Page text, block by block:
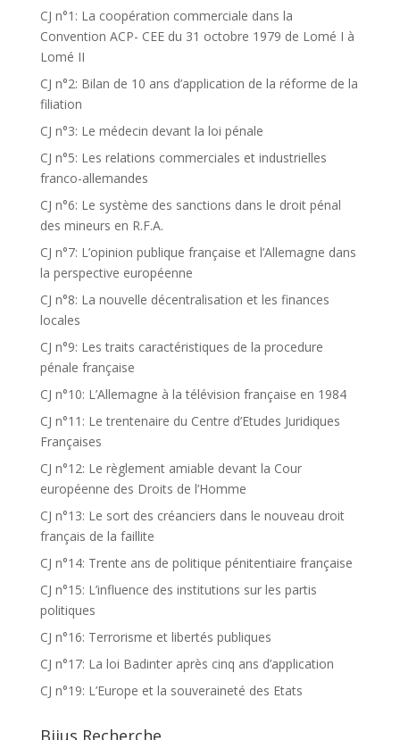
CJ n°1: La coopération commerciale dans la
Convention ACP- CEE du 31 octobre 1979 de Lomé I à
Lomé II
CJ n°2: Bilan de 10 ans d’application de la réforme de la
filiation
CJ n°3: Le médecin devant la loi pénale
CJ n°5: Les relations commerciales et industrielles
franco-allemandes
CJ n°6: Le système des sanctions dans le droit pénal
des mineurs en R.F.A.
CJ n°7: L’opinion publique française et l’Allemagne dans
la perspective européenne
CJ n°8: La nouvelle décentralisation et les finances
locales
CJ n°9: Les traits caractéristiques de la procedure
pénale française
CJ n°10: L’Allemagne à la télévision française en 1984
CJ n°11: Le trentenaire du Centre d’Etudes Juridiques
Françaises
CJ n°12: Le règlement amiable devant la Cour
européenne des Droits de l’Homme
CJ n°13: Le sort des créanciers dans le nouveau droit
français de la faillite
CJ n°14: Trente ans de politique pénitentiaire française
CJ n°15: L’influence des institutions sur les partis
politiques
CJ n°16: Terrorisme et libertés publiques
CJ n°17: La loi Badinter après cinq ans d’application
CJ n°19: L’Europe et la souveraineté des Etats
Bijus Recherche